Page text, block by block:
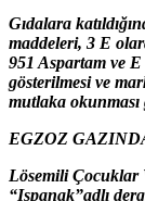
Gıdalara
maddeleri, 3 E
951 Aspartam ve
gösterilmesi ve
mutlaka okunması
EGZOZ
Lösemili Çocuklar
“Ispanak”adlı